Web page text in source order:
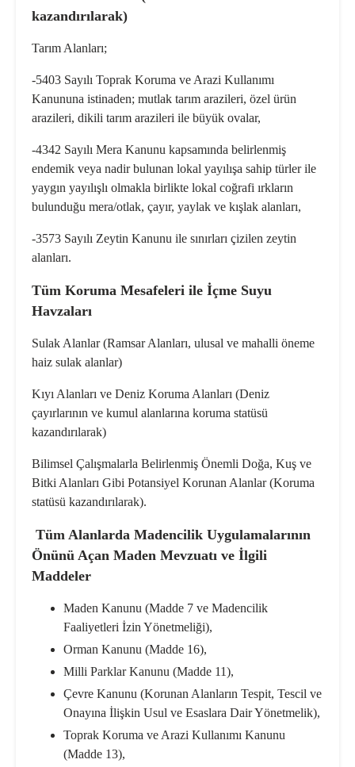
kazandırılarak)
Tarım Alanları;
-5403 Sayılı Toprak Koruma ve Arazi Kullanımı
Kanununa istinaden; mutlak tarım arazileri, özel ürün
arazileri, dikili tarım arazileri ile büyük ovalar,
-4342 Sayılı Mera Kanunu kapsamında belirlenmiş
endemik veya nadir bulunan lokal yayılışa sahip türler ile
yaygın yayılışlı olmakla birlikte lokal coğrafi ırkların
bulunduğu mera/otlak, çayır, yaylak ve kışlak alanları,
-3573 Sayılı Zeytin Kanunu ile sınırları çizilen zeytin
alanları.
Tüm Koruma Mesafeleri ile İçme Suyu
Havzaları
Sulak Alanlar(Ramsar Alanları, ulusal ve mahalli öneme
haiz sulak alanlar)
Kıyı Alanları ve Deniz Koruma Alanları (Deniz
çayırlarının ve kumul alanlarına koruma statüsü
kazandırılarak)
Bilimsel Çalışmalarla Belirlenmiş Önemli Doğa, Kuş ve
Bitki Alanları Gibi Potansiyel Korunan Alanlar(Koruma
statüsü kazandırılarak).
Tüm Alanlarda Madencilik Uygulamalarının
Önünü Açan Maden Mevzuatı ve İlgili
Maddeler
Maden Kanunu (Madde 7 ve Madencilik
Faaliyetleri İzin Yönetmeliği),
Orman Kanunu (Madde 16),
Milli Parklar Kanunu (Madde 11),
Çevre Kanunu (Korunan Alanların Tespit, Tescil ve
Onayına İlişkin Usul ve Esaslara Dair Yönetmelik),
Toprak Koruma ve Arazi Kullanımı Kanunu
(Madde 13),